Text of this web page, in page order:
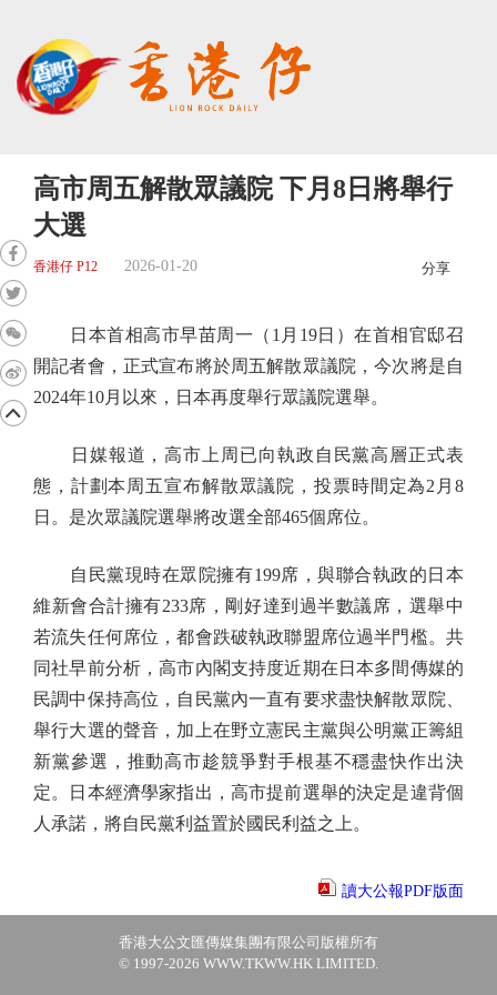
高市周五解散眾議院 下月8日將舉行
大選
香港仔 P12 2026-01-20 分享
日本首相高市早苗周一（1月19日）在首相官邸召
開記者會，正式宣布將於周五解散眾議院，今次將是自
2024年10月以來，日本再度舉行眾議院選舉。
日媒報道，高市上周已向執政自民黨高層正式表
態，計劃本周五宣布解散眾議院，投票時間定為2月8
日。是次眾議院選舉將改選全部465個席位。
自民黨現時在眾院擁有199席，與聯合執政的日本
維新會合計擁有233席，剛好達到過半數議席，選舉中
若流失任何席位，都會跌破執政聯盟席位過半門檻。共
同社早前分析，高市內閣支持度近期在日本多間傳媒的
民調中保持高位，自民黨內一直有要求盡快解散眾院、
舉行大選的聲音，加上在野立憲民主黨與公明黨正籌組
新黨參選，推動高市趁競爭對手根基不穩盡快作出決
定。日本經濟學家指出，高市提前選舉的決定是違背個
人承諾，將自民黨利益置於國民利益之上。
讀大公報PDF版面
香港大公文匯傳媒集團有限公司版權所有
© 1997-2026 WWW.TKWW.HK LIMITED.